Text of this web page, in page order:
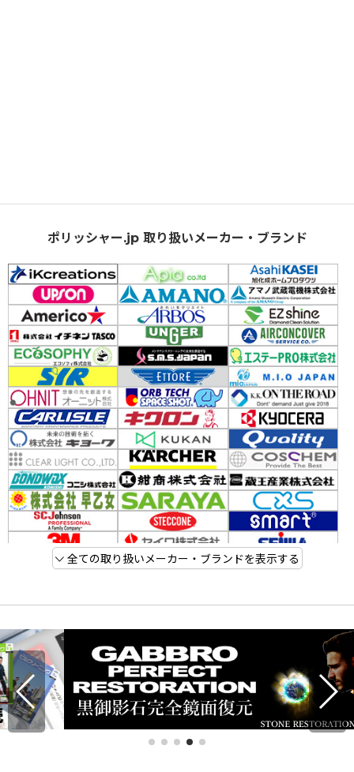
ポリッシャー.jp 取り扱いメーカー・ブランド
全ての取り扱いメーカー・ブランドを表示する